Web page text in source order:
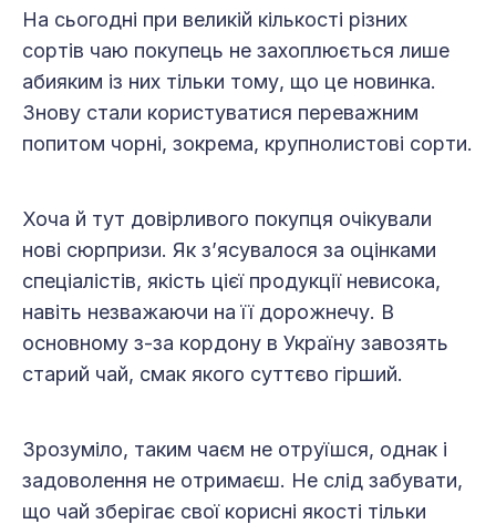
На сьогодні при великій кількості різних
сортів чаю покупець не захоплюється лише
абияким із них тільки тому, що це новинка.
Знову стали користуватися переважним
попитом чорні, зокрема, крупнолистові сорти.
Хоча й тут довірливого покупця очікували
нові сюрпризи. Як з’ясувалося за оцінками
спеціалістів, якість цієї продукції невисока,
навіть незважаючи на її дорожнечу. В
основному з-за кордону в Україну завозять
старий чай, смак якого суттєво гірший.
Зрозуміло, таким чаєм не отруїшся, однак і
задоволення не отримаєш. Не слід забувати,
що чай зберігає свої корисні якості тільки